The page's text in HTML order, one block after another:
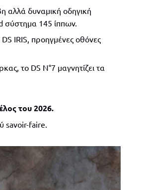
αλλά δυναμική οδηγική
σύστημα 145 ίππων.
IRIS, προηγμένες οθόνες
το DS N°7 μαγνητίζει τα
του 2026.
savoir-faire.